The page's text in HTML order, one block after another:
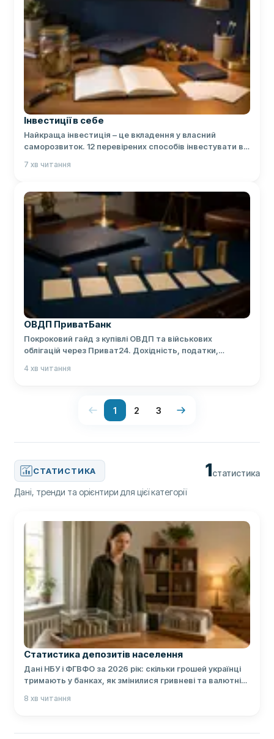
Інвестиції в себе
Найкраща інвестиція – це вкладення у власний
саморозвиток. 12 перевірених способів інвестувати в
7 хв читання
ОВДП ПриватБанк
Покроковий гайд з купівлі ОВДП та військових
облігацій через Приват24. Дохідність, податки,
4 хв читання
1 2 3
СТАТИСТИКА 1статистика
Дані, тренди та орієнтири для цієї категорії
Статистика депозитів населення
Дані НБУ і ФГВФО за 2026 рік: скільки грошей українці
тримають у банках, як змінилися гривневі та валютні
8 хв читання